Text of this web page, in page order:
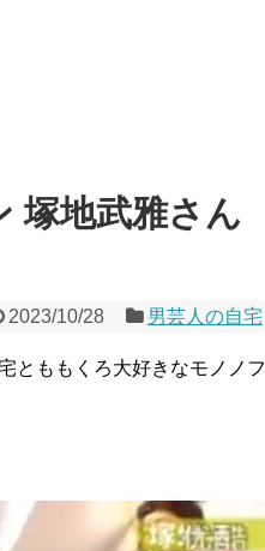
塚地武雅さん
2023/10/28 男芸人の自宅
とももくろ大好きなモノノフ